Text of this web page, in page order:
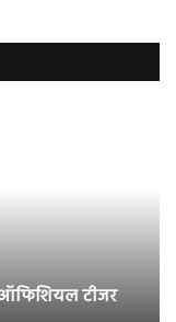
ऑफिशियल टीजर